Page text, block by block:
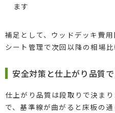
ます
補足として、ウッドデッキ費
シート管理で次回以降の相場比
安全対策と仕上がり品質
仕上がり品質は段取りで決ま
で、基準線が曲がると床板の